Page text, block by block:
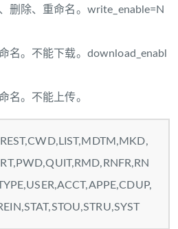
删除、重命名。write_enable=N
名。不能下载。download_enabl
名。不能上传。